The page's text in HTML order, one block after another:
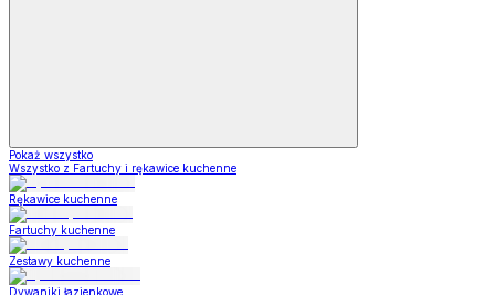
Pokaż wszystko
Wszystko z Fartuchy i rękawice kuchenne
Rękawice kuchenne
Fartuchy kuchenne
Zestawy kuchenne
Dywaniki łazienkowe